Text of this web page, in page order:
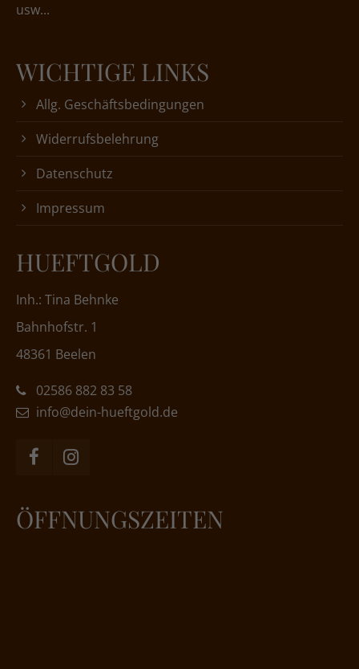
usw...
WICHTIGE LINKS
Allg. Geschäftsbedingungen
Widerrufsbelehrung
Datenschutz
Impressum
HUEFTGOLD
Inh.: Tina Behnke
Bahnhofstr. 1
48361 Beelen
02586 882 83 58
info@dein-hueftgold.de
ÖFFNUNGSZEITEN